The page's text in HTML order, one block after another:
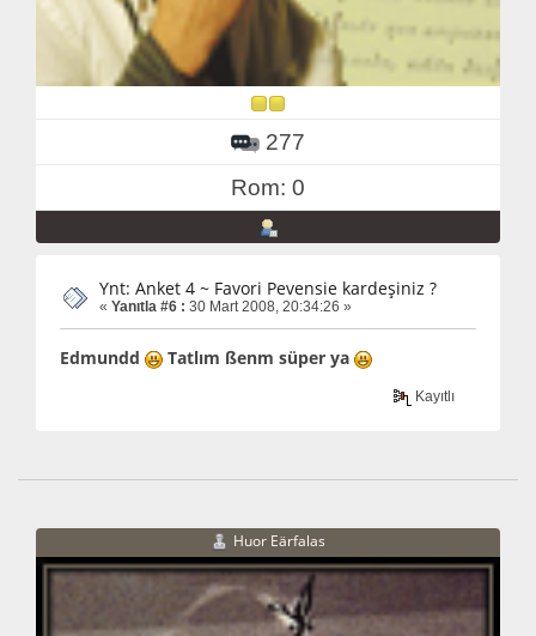
277
Rom: 0
Ynt: Anket 4 ~ Favori Pevensie kardeşiniz ?
« Yanıtla #6 : 30 Mart 2008, 20:34:26 »
Edmundd Tatlım ßenm süper ya
Kayıtlı
Huor Eärfalas